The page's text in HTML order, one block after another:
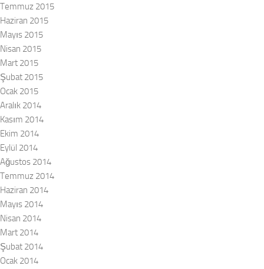
Temmuz 2015
Haziran 2015
Mayıs 2015
Nisan 2015
Mart 2015
Şubat 2015
Ocak 2015
Aralık 2014
Kasım 2014
Ekim 2014
Eylül 2014
Ağustos 2014
Temmuz 2014
Haziran 2014
Mayıs 2014
Nisan 2014
Mart 2014
Şubat 2014
Ocak 2014